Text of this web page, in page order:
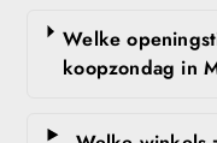
Welke
koopzondag in